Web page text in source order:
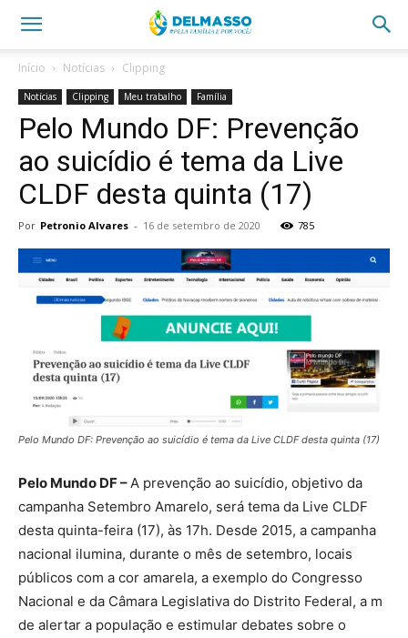
Início Notícias Clipping
Notícias Clipping Meu trabalho Família
Pelo Mundo DF: Prevenção
ao suicídio é tema da Live
CLDF desta quinta (17)
Por Petronio Alvares - 16 de setembro de 2020 785
Pelo Mundo DF: Prevenção ao suicídio é tema da Live CLDF desta quinta (17)
Pelo Mundo DF –A prevenção ao suicídio, objetivo da
campanha Setembro Amarelo, será tema da Live CLDF
desta quinta-feira (17), às 17h. Desde 2015, a campanha
nacional ilumina, durante o mês de setembro, locais
públicos com a cor amarela, a exemplo do Congresso
Nacional e da Câmara Legislativa do Distrito Federal, a m
de alertar a população e estimular debates sobre o